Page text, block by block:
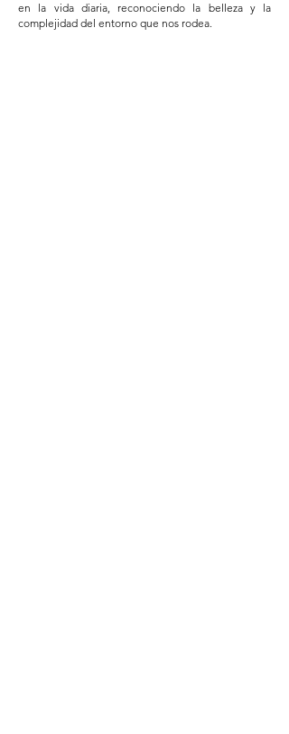
en la vida diaria, reconociendo la belleza y la
complejidad del entorno que nos rodea.